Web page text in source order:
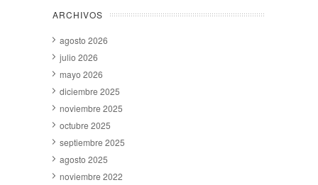
ARCHIVOS
agosto 2026
julio 2026
mayo 2026
diciembre 2025
noviembre 2025
octubre 2025
septiembre 2025
agosto 2025
noviembre 2022